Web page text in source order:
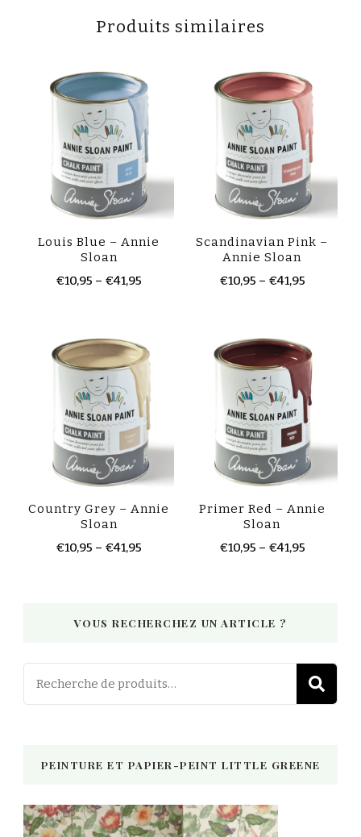
Produits similaires
Louis Blue – Annie
Sloan
€10,95 – €41,95
Scandinavian Pink –
Annie Sloan
€10,95 – €41,95
Country Grey – Annie
Sloan
€10,95 – €41,95
Primer Red – Annie
Sloan
€10,95 – €41,95
VOUS RECHERCHEZ UN ARTICLE ?
PEINTURE ET PAPIER-PEINT LITTLE GREENE